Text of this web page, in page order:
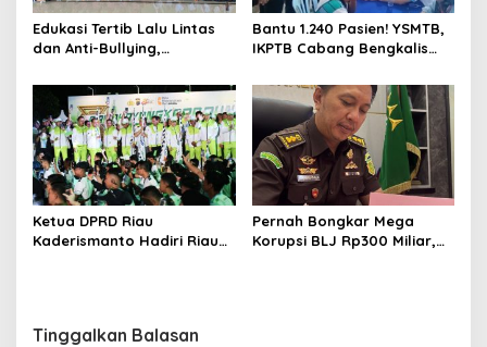
Edukasi Tertib Lalu Lintas
dan Anti-Bullying,
Gelar “Polisi Sahabat Anak”
di SD IT Al-Fatih Duri
Bantu 1.240 Pasien! YSMTB,
IKPTB Cabang Bengkalis
Apresiasi Perkumpulan Kin
Men Riau Atas Kegiatan
Bakti Sosial Kesehatan Di
Bengkalis.
Ketua DPRD Riau
Kaderismanto Hadiri Riau
Pernah Bongkar Mega
Korupsi BLJ Rp300 Miliar,
Tinggalkan Balasan